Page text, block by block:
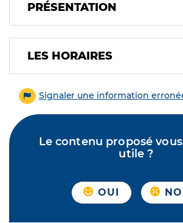
PRÉSENTATION
LES HORAIRES
Signaler une information
Le contenu proposé
utile ?
OUI